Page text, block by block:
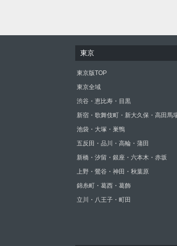
東京
東京版TOP
東京全域
渋谷・恵比寿・目黒
新宿・歌舞伎町・新大久保・高田馬
池袋・大塚・巣鴨
五反田・品川・高輪・蒲田
新橋・汐留・銀座・六本木・赤坂
上野・鶯谷・神田・秋葉原
錦糸町・葛西・葛飾
立川・八王子・町田